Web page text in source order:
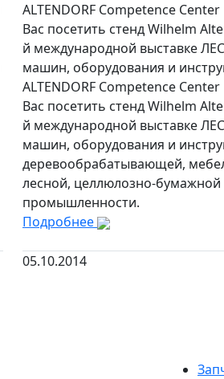
ALTENDORF Competence
Вас посетить стенд Wilhelm
й международной выставке
машин, оборудования и
ALTENDORF Competence
Вас посетить стенд Wilhelm
й международной выставке
машин, оборудования и
деревообрабатывающей,
лесной, целлюлозно-бумажной
промышленности.
Подробнее
05.10.2014